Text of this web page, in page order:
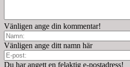
Vänligen ange din kommentar!
Vänligen ange ditt namn här
Du har angett en felaktig e-postadress!